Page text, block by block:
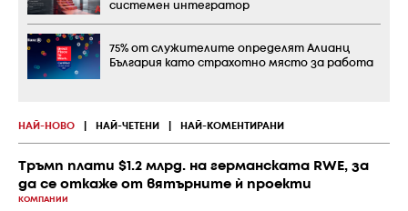
НАЙ-НОВО НАЙ-ЧЕТЕНИ НАЙ-КОМЕНТИРАНИ
Тръмп плати $1.2 млрд. на германската RWE, за
да се откаже от вятърните ѝ проекти
КОМПАНИИ
системен интегратор
75% от служителите определят Алианц
България като страхотно място за работа